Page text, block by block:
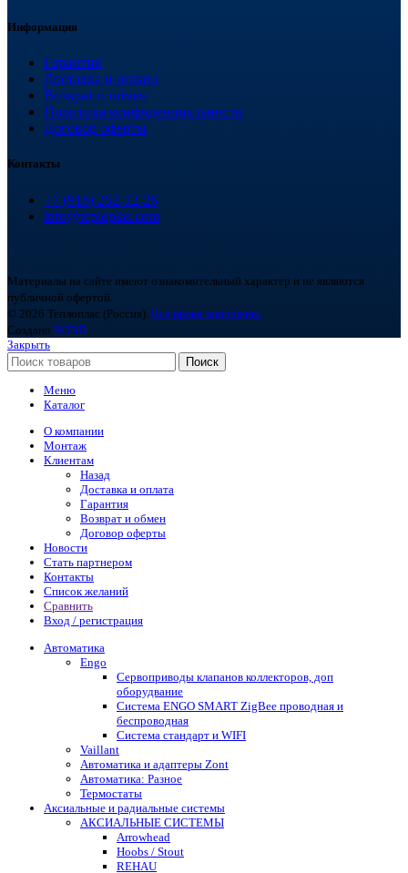
Информация
Гарантия
Доставка и оплата
Возврат и обмен
Политика конфиденциальности
Договор оферты
Контакты
+7 (918) 252-12-26
info@teploplas.com
Материалы на сайте имеют ознакомительный характер и не являются
публичной офертой.
© 2026 Теплоплас (Россия). Все права защищены.
Создано BOND
Закрыть
Поиск
Меню
Каталог
О компании
Монтаж
Клиентам
Назад
Доставка и оплата
Гарантия
Возврат и обмен
Договор оферты
Новости
Стать партнером
Контакты
Список желаний
Сравнить
Вход / регистрация
Автоматика
Engo
Сервоприводы клапанов коллекторов, доп
оборудвание
Система ENGO SMART ZigBee проводная и
беспроводная
Система стандарт и WIFI
Vaillant
Автоматика и адаптеры Zont
Автоматика: Разное
Термостаты
Аксиальные и радиальные системы
АКСИАЛЬНЫЕ СИСТЕМЫ
Arrowhead
Hoobs / Stout
REHAU